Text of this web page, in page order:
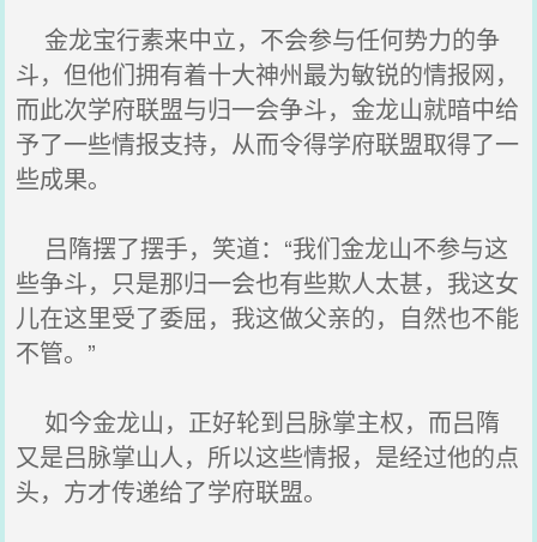
金龙宝行素来中立，不会参与任何势力的争
斗，但他们拥有着十大神州最为敏锐的情报网，
而此次学府联盟与归一会争斗，金龙山就暗中给
予了一些情报支持，从而令得学府联盟取得了一
些成果。
吕隋摆了摆手，笑道：“我们金龙山不参与这
些争斗，只是那归一会也有些欺人太甚，我这女
儿在这里受了委屈，我这做父亲的，自然也不能
不管。”
如今金龙山，正好轮到吕脉掌主权，而吕隋
又是吕脉掌山人，所以这些情报，是经过他的点
头，方才传递给了学府联盟。